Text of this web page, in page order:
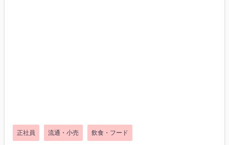
正社員 流通・小売 飲食・フード